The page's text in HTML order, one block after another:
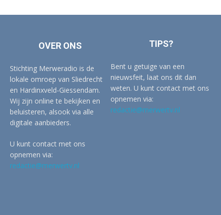
OVER ONS
Stichting Merweradio is de
lokale omroep van Sliedrecht
en Hardinxveld-Giessendam.
Wij zijn online te bekijken en
beluisteren, alsook via alle
digitale aanbieders.
U kunt contact met ons
opnemen via:
redactie@merwertv.nl
TIPS?
Bent u getuige van een
nieuwsfeit, laat ons dit dan
weten. U kunt contact met ons
opnemen via:
redactie@merwertv.nl